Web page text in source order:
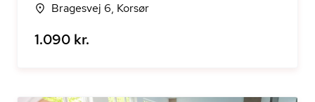
Bragesvej 6, Korsør
1.090 kr.